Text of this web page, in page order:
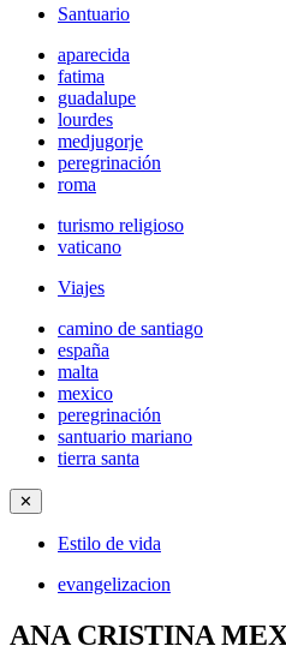
Santuario
aparecida
fatima
guadalupe
lourdes
medjugorje
peregrinación
roma
turismo religioso
vaticano
Viajes
camino de santiago
españa
malta
mexico
peregrinación
santuario mariano
tierra santa
✕
Estilo de vida
evangelizacion
ANA CRISTINA